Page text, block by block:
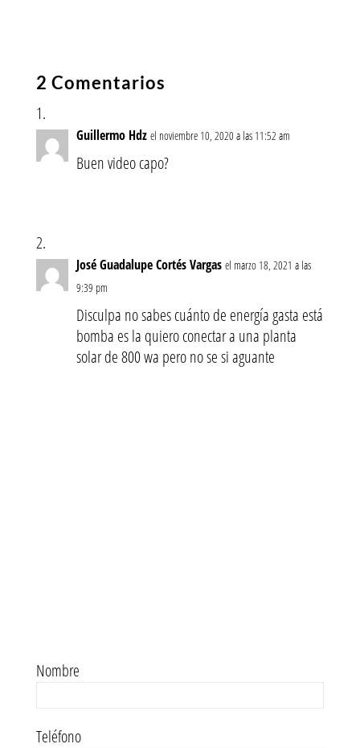
2 Comentarios
Guillermo Hdz el noviembre 10, 2020 a las 11:52 am
Buen video capo?
José Guadalupe Cortés Vargas el marzo 18, 2021 a las
9:39 pm
Disculpa no sabes cuánto de energía gasta está
bomba es la quiero conectar a una planta
solar de 800 wa pero no se si aguante
Nombre
Teléfono